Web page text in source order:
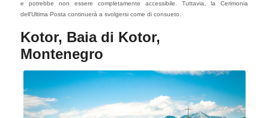
e potrebbe non essere completamente accessibile. Tuttavia, la Cerimonia
dell'Ultima Posta continuerà a svolgersi come di consueto.
Kotor, Baia di Kotor,
Montenegro